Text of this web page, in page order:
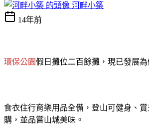
河畔小築
14年前
環保公園假日攤位二百餘攤，現已發展為
食衣住行育樂用品全備，登山可健身、
購，並品嘗山城美味。